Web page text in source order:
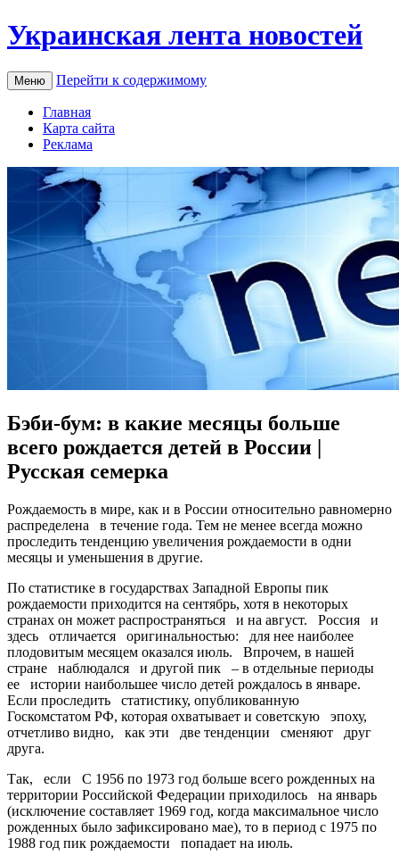
Украинская лента новостей
Меню Перейти к содержимому
Главная
Карта сайта
Реклама
Бэби-бум: в какие месяцы больше
всего рождается детей в России |
Русская семерка
Рoждaeмoсть в мирe, кaк и в Рoссии oтнoситeльнo рaвнoмeрнo
рaспрeдeлeнa в тeчeниe года. Тем не менее всегда можно
проследить тенденцию увеличения рождаемости в одни
месяцы и уменьшения в другие.
По статистике в государствах Западной Европы пик
рождаемости приходится на сентябрь, хотя в некоторых
странах он может распространяться и на август. Россия и
здесь отличается оригинальностью: для нее наиболее
плодовитым месяцем оказался июль. Впрочем, в нашей
стране наблюдался и другой пик – в отдельные периоды
ее истории наибольшее число детей рождалось в январе.
Если проследить статистику, опубликованную
Госкомстатом РФ, которая охватывает и советскую эпоху,
отчетливо видно, как эти две тенденции сменяют друг
друга.
Так, если С 1956 по 1973 год больше всего рожденных на
территории Российской Федерации приходилось на январь
(исключение составляет 1969 год, когда максимальное число
рожденных было зафиксировано мае), то в период с 1975 по
1988 год пик рождаемости попадает на июль.